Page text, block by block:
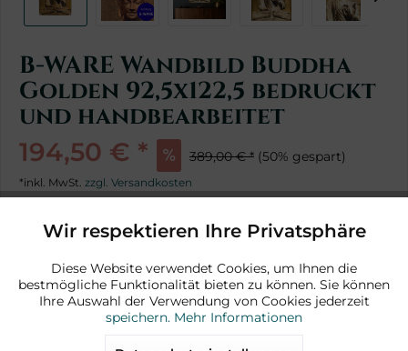
B-WARE Wandbild Buddha
Golden 92,5x122,5 bedruckt
und handbearbeitet
194,50 € * 389,00 € * (50% gespart)
*inkl. MwSt. zzgl. Versandkosten
In den Warenkorb
Funktionale Aktiv
Marketing Aktiv
Wir respektieren Ihre Privatsphäre
Diese Website verwendet Cookies, um Ihnen die
bestmögliche Funktionalität bieten zu können. Sie können
Ihre Auswahl der Verwendung von Cookies jederzeit
speichern. Mehr Informationen